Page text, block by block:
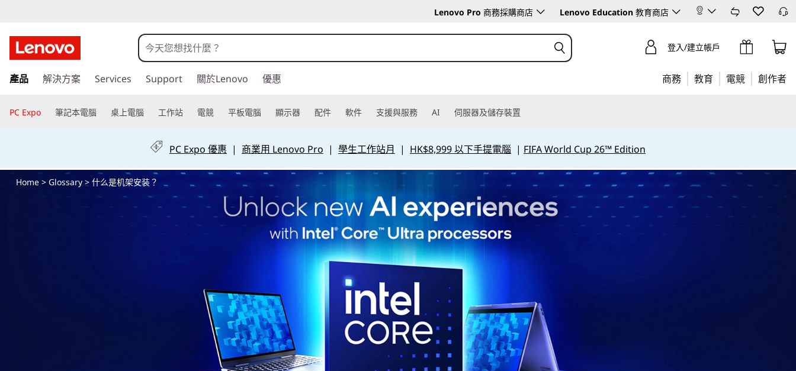
么
是
架
装
Lenovo Pro 商務採購商店 Lenovo Education 教育商店
至
要
登入/建立帳戶
產品 解決方案 Services Support 關於Lenovo 優惠 商務 教育 電競 創作者
PC Expo 筆記本電腦 桌上電腦 工作站 電競 平板電腦 顯示器 配件 軟件 支援與服務 AI 伺服器及儲存裝置
PC Expo 優惠 | 商業用 Lenovo Pro | 學生工作站月 | HK$8,999 以下手提電腦 | FIFA World Cup 26™ Edition
Home> Glossary> 什么是机架安装？